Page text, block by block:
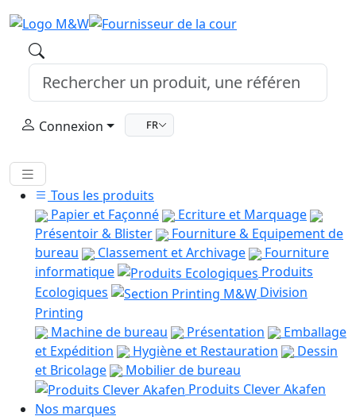
Connexion FR
Tous les produits
Papier et Façonné
Ecriture et Marquage
Présentoir & Blister
Fourniture & Equipement de
bureau
Classement et Archivage
Fourniture
informatique
Produits
Ecologiques
Division
Printing
Machine de bureau
Présentation
Emballage
et Expédition
Hygiène et Restauration
Dessin
et Bricolage
Mobilier de bureau
Produits Clever Akafen
Nos marques